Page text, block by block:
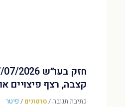
קצבה, רצף פיצויים
כתיבת תגובה/סרטונים / פיטר